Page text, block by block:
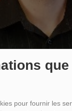
pour fournir les